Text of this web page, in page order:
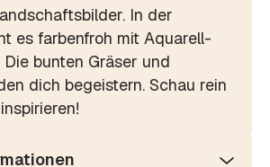
In der
es farbenfroh mit Aquarell-
Die bunten Gräser und
dich begeistern. Schau rein